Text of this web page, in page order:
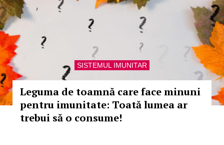
SISTEMUL IMUNITAR
Leguma de toamnă care face minuni
pentru imunitate: Toată lumea ar
trebui să o consume!